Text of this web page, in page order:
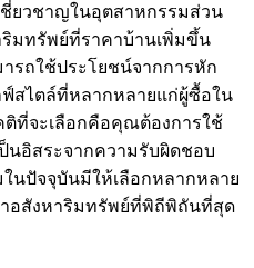
ชี่ยวชาญในอุตสาหกรรมส่วน
มทรัพย์ที่ราคาบ้านเพิ่มขึ้น
รถใช้ประโยชน์จากการหัก
ฟ์สไตล์ที่หลากหลายแก่ผู้ซื้อใน
ที่จะเลือกคือคุณต้องการใช้
นอิสระจากความรับผิดชอบ
นปัจจุบันมีให้เลือกหลากหลาย
อสังหาริมทรัพย์ที่พิถีพิถันที่สุด